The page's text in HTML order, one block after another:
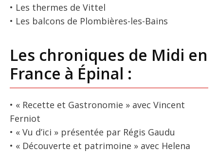
• Les thermes de Vittel
• Les balcons de Plombières-les-Bains
Les chroniques de Midi en
France à Épinal :
• « Recette et Gastronomie » avec Vincent
Ferniot
• « Vu d’ici » présentée par Régis Gaudu
• « Découverte et patrimoine » avec Helena